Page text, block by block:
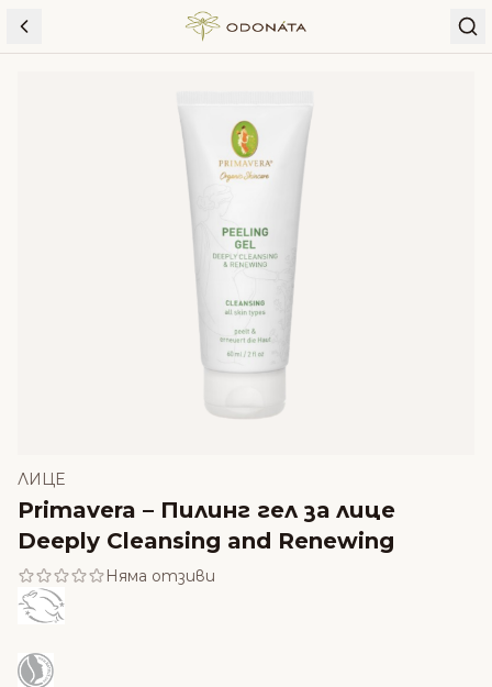
Skip to content
ЛИЦЕ
Primavera – Пилинг гел за лице
Deeply Cleansing and Renewing
Няма отзиви